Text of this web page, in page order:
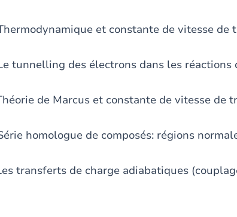
et constante de vitesse de
des électrons dans les réactions
de Marcus et constante de vitesse de
homologue de composés: régions
de charge adiabatiques